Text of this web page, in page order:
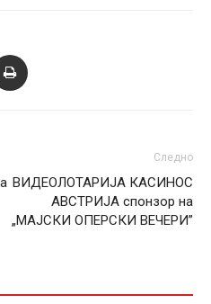
Следно
ВИДЕОЛОТАРИЈА КАСИНОС
АВСТРИЈА спонзор на
„МАЈСКИ ОПЕРСКИ ВЕЧЕРИ”